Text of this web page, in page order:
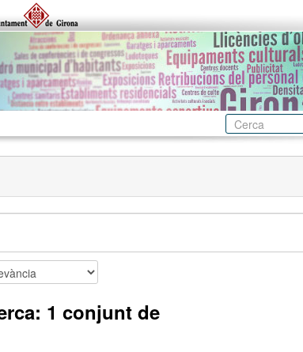
1 conjunt de